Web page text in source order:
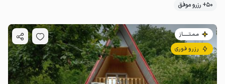
50+ رزرو موفق
مـمـتــــــاز
رزرو فوری